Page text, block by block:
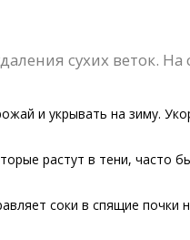
сухих веток. На
и укрывать на зиму.
растут в тени, часто
соки в спящие почки